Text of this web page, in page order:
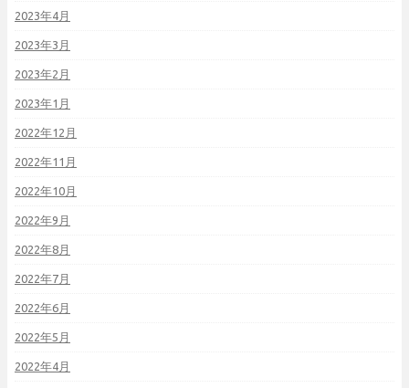
2023年4月
2023年3月
2023年2月
2023年1月
2022年12月
2022年11月
2022年10月
2022年9月
2022年8月
2022年7月
2022年6月
2022年5月
2022年4月